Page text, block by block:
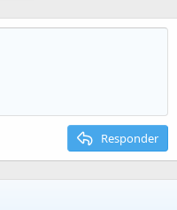
Responder